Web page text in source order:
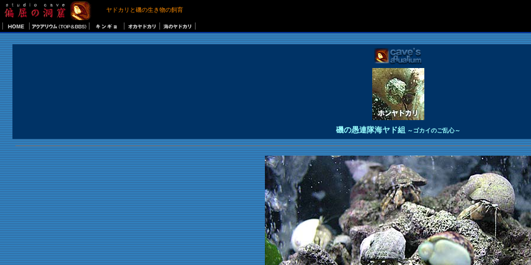
ヤドカリと磯の生き物の飼育
磯の愚連隊海ヤド組 ～ゴカイのご乱心～